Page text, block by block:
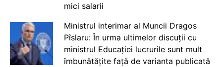
mici salarii
Ministrul interimar al Muncii Dragos
Pîslaru: În urma ultimelor discuții cu
ministrul Educației lucrurile sunt mult
îmbunătățite față de varianta publicată